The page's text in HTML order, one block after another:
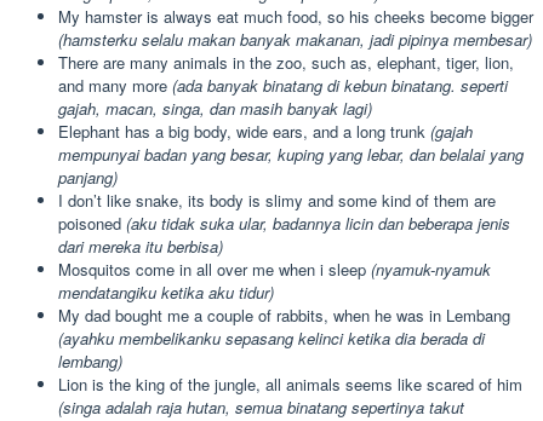
My hamster is always eat much food, so his cheeks become bigger
(hamsterku selalu makan banyak makanan, jadi pipinya membesar)
There are many animals in the zoo, such as, elephant, tiger, lion,
and many more (ada banyak binatang di kebun binatang. seperti
gajah, macan, singa, dan masih banyak lagi)
Elephant has a big body, wide ears, and a long trunk (gajah
mempunyai badan yang besar, kuping yang lebar, dan belalai yang
panjang)
I don’t like snake, its body is slimy and some kind of them are
poisoned (aku tidak suka ular, badannya licin dan beberapa jenis
dari mereka itu berbisa)
Mosquitos come in all over me when i sleep (nyamuk-nyamuk
mendatangiku ketika aku tidur)
My dad bought me a couple of rabbits, when he was in Lembang
(ayahku membelikanku sepasang kelinci ketika dia berada di
lembang)
Lion is the king of the jungle, all animals seems like scared of him
(singa adalah raja hutan, semua binatang sepertinya takut